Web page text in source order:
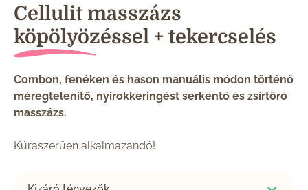
Cellulit masszázs
köpölyözéssel + tekercselés
Combon, fenéken és hason manuális módon történő
méregtelenítő, nyirokkeringést serkentő és zsírtörő
masszázs.
Kúraszerűen alkalmazandó!